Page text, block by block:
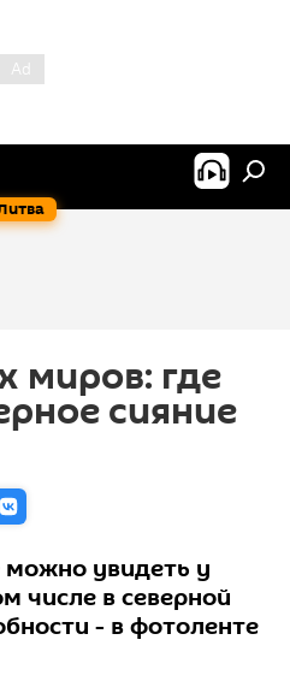
миров: где
сияние
можно увидеть у
числе в северной
- в фотоленте